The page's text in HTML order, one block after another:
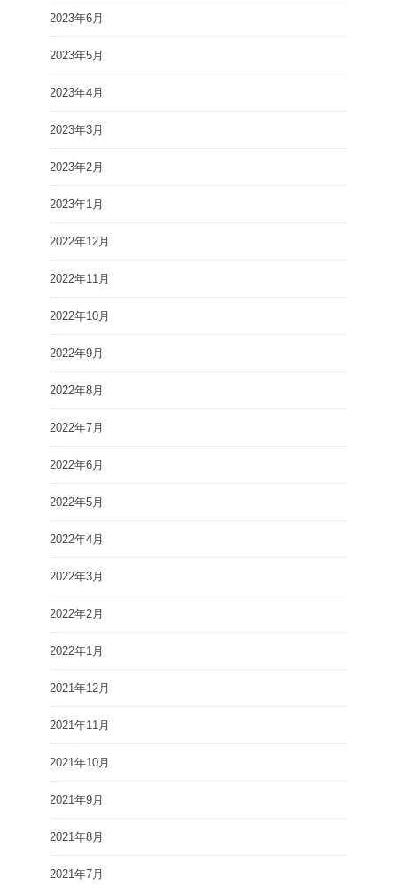
2023年6月
2023年5月
2023年4月
2023年3月
2023年2月
2023年1月
2022年12月
2022年11月
2022年10月
2022年9月
2022年8月
2022年7月
2022年6月
2022年5月
2022年4月
2022年3月
2022年2月
2022年1月
2021年12月
2021年11月
2021年10月
2021年9月
2021年8月
2021年7月